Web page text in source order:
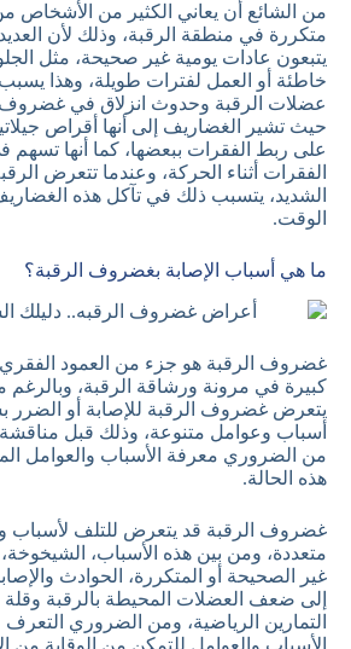
من الشائع أن يعاني الكثير من الأشخاص
متكررة في منطقة الرقبة، وذلك لأن
يتبعون عادات يومية غير صحيحة، مثل
خاطئة أو العمل لفترات طويلة، وهذا
عضلات الرقبة وحدوث انزلاق في غضروف
حيث تشير الغضاريف إلى أنها أقراص
على ربط الفقرات ببعضها، كما أنها تسهم
الفقرات أثناء الحركة، وعندما تتعرض
الشديد، يتسبب ذلك في تآكل هذه
الوقت.
ما هي أسباب الإصابة بغضروف الرقبة؟
غضروف الرقبة هو جزء من العمود الفقري
كبيرة في مرونة ورشاقة الرقبة،
يتعرض غضروف الرقبة للإصابة أو الضرر
أسباب وعوامل متنوعة، وذلك قبل
من الضروري معرفة الأسباب والعوامل
هذه الحالة.
غضروف الرقبة قد يتعرض للتلف لأسباب
متعددة، ومن بين هذه الأسباب،
غير الصحيحة أو المتكررة، الحوادث
إلى ضعف العضلات المحيطة بالرقبة
التمارين الرياضية، ومن الضروري
الأسباب والعوامل للتمكن من الوقاية من